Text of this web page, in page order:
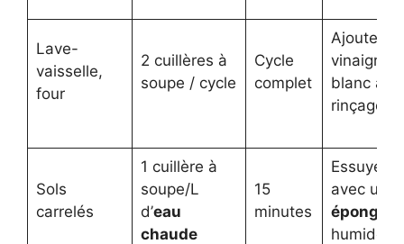
Lave-
vaisselle,
four
2 cuillères à
soupe / cycle
Cycle
complet
Ajoutez
vinaigre
blanc au
rinçage
Sols
carrelés
1 cuillère à
soupe/L
d’eau
chaude
15
minutes
Essuyer
avec une
éponge
humide